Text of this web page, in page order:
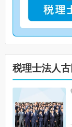
税理士法人